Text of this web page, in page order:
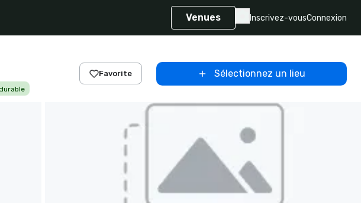
Venues Inscrivez-vousConnexion
Favorite Sélectionnez un lieu